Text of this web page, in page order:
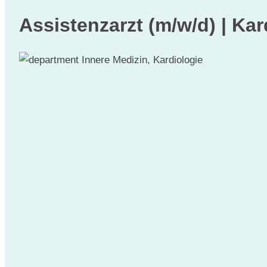
Assistenzarzt (m/w/d) |
Innere Medizin, Kardiologie